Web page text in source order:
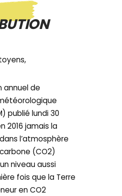
annuel de
publié lundi 30
2016 jamais la
l’atmosphère
(CO2)
niveau aussi
fois que la Terre
en CO2